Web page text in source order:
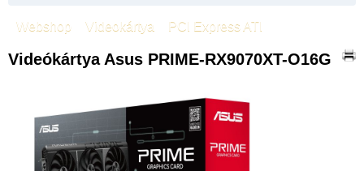
Webshop Videokártya PCI Express ATI
Videókártya Asus PRIME-RX9070XT-O16G